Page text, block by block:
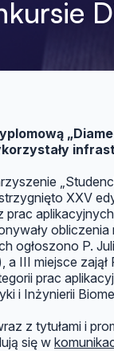
XXV
ogłoszono P.
III miejsce zajął
prac
i Inżynierii
z tytułami i
się w